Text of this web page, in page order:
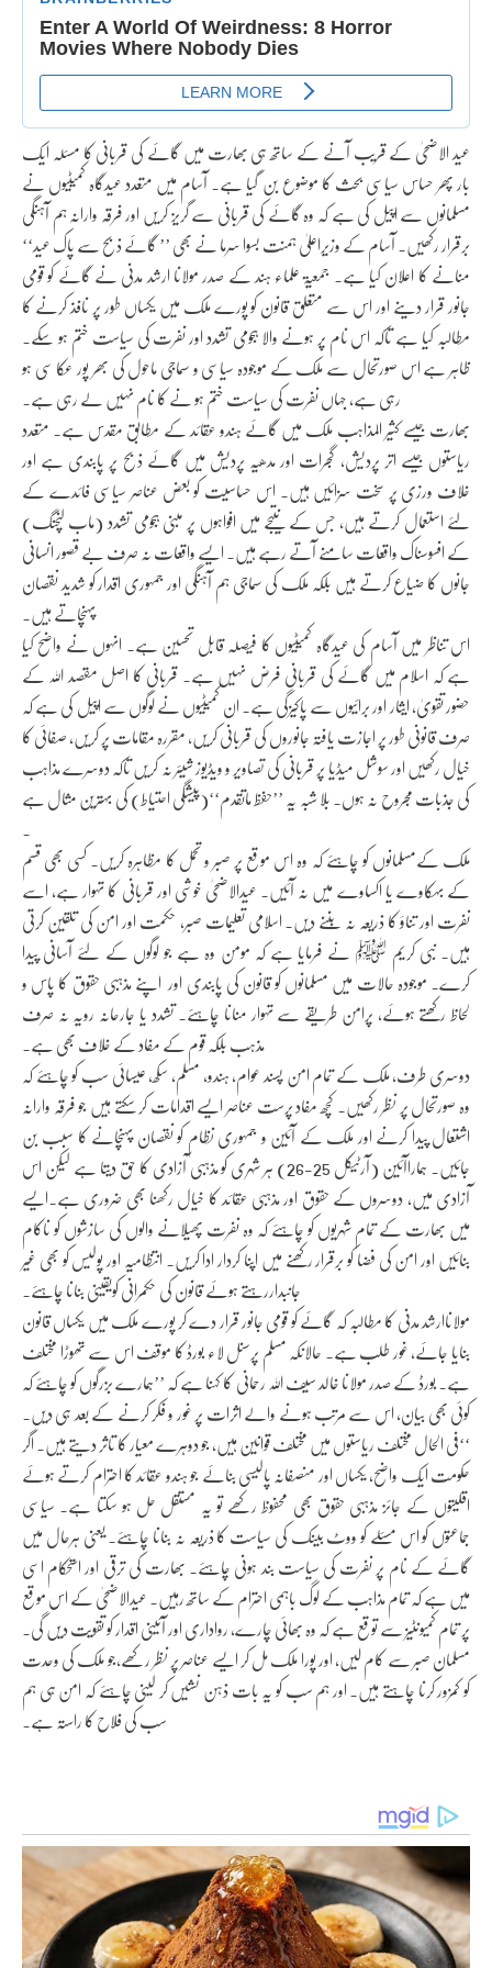
عید الاضحیٰ کے قریب آنے کے ساتھ ہی بھارت میں گائے کی قربانی کا مسئلہ ایک
بار پھر حساس سیاسی بحث کا موضوع بن گیا ہے۔ آسام میں متعدد عیدگاہ کمیٹیوں نے
مسلمانوں سے اپیل کی ہے کہ وہ گائے کی قربانی سے گریز کریں اور فرقہ وارانہ ہم آہنگی
برقرار رکھیں۔ آسام کے وزیراعلیٰ ہمنت بسوا سرما نے بھی ’’ گائے ذبح سے پاک عید‘‘
منانے کا اعلان کیا ہے۔ جمعیۃ علماء ہند کے صدر مولانا ارشد مدنی نے گائے کو قومی
جانور قرار دینے اور اس سے متعلق قانون کو پورے ملک میں یکساں طور پر نافذ کرنے کا
مطالبہ کیا ہے تاکہ اس نام پر ہونے والا ہجومی تشدد اور نفرت کی سیاست ختم ہو سکے۔
ظاہر ہے اس صورتحال سے ملک کے موجودہ سیاسی و سماجی ماحول کی بھر پور عکا سی ہو
رہی ہے، جہاں نفرت کی سیاست ختم ہو نے کا نام نہیں لے رہی ہے۔
بھارت جیسے کثیر المذاہب ملک میں گائے ہندو عقائد کے مطابق مقدس ہے۔ متعدد
ریاستوں جیسے اتر پردیش، گجرات اور مدھیہ پردیش میں گائے ذبح پر پابندی ہے اور
خلاف ورزی پر سخت سزائیں ہیں۔ اس حساسیت کو بعض عناصر سیاسی فائدے کے
لئے استعمال کرتے ہیں، جس کے نتیجے میں افواہوں پر مبنی ہجومی تشدد (ماب لنچنگ)
کے افسوسناک واقعات سامنے آتے رہے ہیں۔ ایسے واقعات نہ صرف بے قصور انسانی
جانوں کا ضیاع کرتے ہیں بلکہ ملک کی سماجی ہم آہنگی اور جمہوری اقدار کو شدید نقصان
پہنچاتے ہیں۔
اس تناظر میں آسام کی عیدگاہ کمیٹیوں کا فیصلہ قابل تحسین ہے۔ انہوں نے واضح کیا
ہے کہ اسلام میں گائے کی قربانی فرض نہیں ہے۔ قربانی کا اصل مقصد اللہ کے
حضور تقویٰ، ایثار اور برائیوں سے پاکیزگی ہے۔ ان کمیٹیوں نے لوگوں سے اپیل کی ہے کہ
صرف قانونی طور پر اجازت یافتہ جانوروں کی قربانی کریں، مقررہ مقامات پر کریں، صفائی کا
خیال رکھیں اور سوشل میڈیا پر قربانی کی تصاویر و ویڈیوز شیئر نہ کریں تاکہ دوسرے مذاہب
کی جذبات مجروح نہ ہوں۔ بلا شبہ یہ ’’حفظ ماتقدم‘‘(پیشگی احتیاط) کی بہترین مثال ہے
۔
ملک کےمسلمانوں کو چاہئے کہ وہ اس موقع پر صبر و تحمل کا مظاہرہ کریں۔ کسی بھی قسم
کے بہکاوے یا اکساوے میں نہ آئیں۔ عیدالاضحیٰ خوشی اور قربانی کا تہوار ہے، اسے
نفرت اور تناؤ کا ذریعہ نہ بننے دیں۔ اسلامی تعلیمات صبر، حکمت اور امن کی تلقین کرتی
ہیں۔ نبی کریم ﷺ نے فرمایا ہے کہ مومن وہ ہے جو لوگوں کے لئے آسانی پیدا
کرے۔ موجودہ حالات میں مسلمانوں کو قانون کی پابندی اور اپنے مذہبی حقوق کا پاس و
لحاظ رکھتے ہوئے، پرامن طریقے سے تہوار منانا چاہئے۔ تشدد یا جارحانہ رویہ نہ صرف
مذہب بلکہ قوم کے مفاد کے خلاف بھی ہے۔
دوسری طرف، ملک کے تمام امن پسند عوام، ہندو، مسلم، سکھ، عیسائی سب کو چاہئے کہ
وہ صورتحال پر نظر رکھیں۔ کچھ مفاد پرست عناصر ایسے اقدامات کر سکتے ہیں جو فرقہ وارانہ
اشتعال پیدا کرنے اور ملک کے آئین و جمہوری نظام کو نقصان پہنچانے کا سبب بن
جائیں۔ ہماراآئین (آرٹیکل 25-26) ہر شہری کو مذہبی آزادی کا حق دیتا ہے لیکن اس
آزادی میں، دوسروں کے حقوق اور مذہبی عقائد کا خیال رکھنا بھی ضروری ہے۔ایسے
میں بھارت کے تمام شہریوں کو چاہئے کہ وہ نفرت پھیلانے والوں کی سازشوں کو ناکام
بنائیں اور امن کی فضا کو برقرار رکھنے میں اپنا کردار ادا کریں۔ انتظامیہ اور پولیس کو بھی غیر
جانبداررہتے ہوئے قانون کی حکمرانی کویقینی بنانا چاہئے۔
مولاناارشد مدنی کا مطالبہ کہ گائے کو قومی جانور قرار دے کر پورے ملک میں یکساں قانون
بنایا جائے، غور طلب ہے۔ حالانکہ مسلم پرسنل لاء بورڈ کا موقف اس سے تھوڑا مختلف
ہے۔ بورڈ کے صدر مولانا خالد سیف اللہ رحمانی کا کہنا ہے کہ ’’ہمارے بزرگوں کو چاہئے کہ
کوئی بھی بیان، اس سے مرتب ہونے والے اثرات پر غور و فکر کرنے کے بعد ہی دیں۔
‘‘فی الحال مختلف ریاستوں میں مختلف قوانین ہیں، جو دوہرے معیار کا تاثر دیتے ہیں۔ اگر
حکومت ایک واضح، یکساں اور منصفانہ پالیسی بنائے جو ہندو عقائد کا احترام کرتے ہوئے
اقلیتوں کے جائز مذہبی حقوق بھی محفوظ رکھے تو یہ مستقل حل ہو سکتا ہے۔ سیاسی
جماعتوں کو اس مسئلے کو ووٹ بینک کی سیاست کا ذریعہ نہ بنانا چاہئے۔ یعنی ہرحال میں
گائے کے نام پر نفرت کی سیاست بند ہونی چاہئے۔ بھارت کی ترقی اور استحکام اسی
میں ہے کہ تمام مذاہب کے لوگ باہمی احترام کے ساتھ رہیں۔ عیدالاضحیٰ کے اس موقع
پر تمام کمیونٹیز سے توقع ہے کہ وہ بھائی چارے، رواداری اور آئینی اقدار کو تقویت دیں گی۔
مسلمان صبر سے کام لیں، اور پورا ملک مل کر ایسے عناصر پر نظر رکھے،جو ملک کی وحدت
کو کمزور کرنا چاہتے ہیں۔ اور ہم سب کو یہ بات ذہن نشیں کر لینی چاہئے کہ امن ہی ہم
سب کی فلاح کا راستہ ہے۔